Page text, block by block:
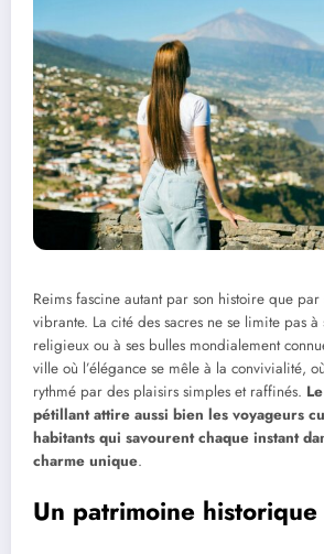
Reims fascine autant par son histoire que par
vibrante. La cité des sacres ne se limite pas
religieux ou à ses bulles mondialement
ville où l’élégance se mêle à la convivialité,
rythmé par des plaisirs simples et raffinés.
pétillant attire aussi bien les voyageurs
habitants qui savourent chaque instant
charme unique.
Un patrimoine